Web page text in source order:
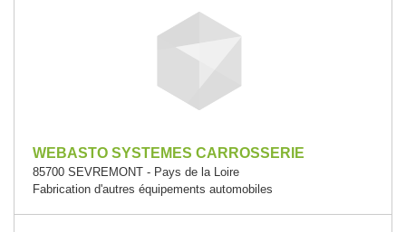
WEBASTO SYSTEMES CARROSSERIE
85700 SEVREMONT - Pays de la Loire
Fabrication d'autres équipements automobiles